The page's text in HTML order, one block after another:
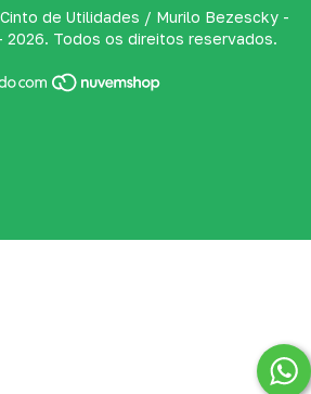
de Utilidades / Murilo Bezescky -
2026. Todos os direitos reservados.